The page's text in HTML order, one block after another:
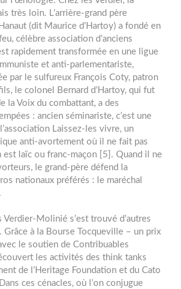
très loin. L’arrière-grand père
(dit Maurice d’Hartoy) a fondé en
célèbre association d’anciens
rapidement transformée en une ligue
et anti-parlementariste,
par le sulfureux François Coty, patron
le colonel Bernard d’Hartoy, qui fut
la Voix du combattant, a des
: ancien séminariste, c’est une
Laissez-les vivre, un
anti-avortement où il ne fait pas
est laïc ou franc-maçon [5]. Quand il ne
le grand-père défend la
nationaux préférés : le maréchal
Verdier-Molinié s’est trouvé d’autres
Grâce à la Bourse Tocqueville – un prix
le soutien de Contribuables
les activités des think tanks
de l’Heritage Foundation et du Cato
ces cénacles, où l’on conjugue